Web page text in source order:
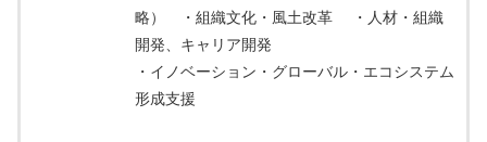
略） ・組織文化・風土改革 ・人材・組織
開発、キャリア開発
・イノベーション・グローバル・エコシステム
形成支援